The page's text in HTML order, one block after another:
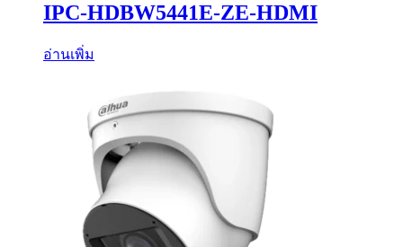
IPC-HDBW5441E-ZE-HDMI
อ่านเพิ่ม